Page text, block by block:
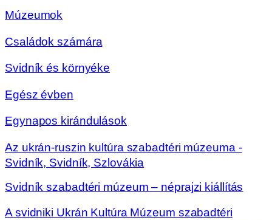
Múzeumok
Családok számára
Svidník és környéke
Egész évben
Egynapos kirándulások
Az ukrán-ruszin kultúra szabadtéri múzeuma -
Svidník, Svidník, Szlovákia
Svidník szabadtéri múzeum – néprajzi kiállítás
A svidniki Ukrán Kultúra Múzeum szabadtéri